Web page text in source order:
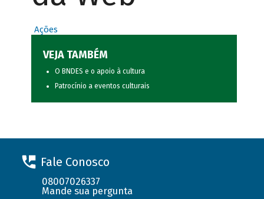
Ações
VEJA TAMBÉM
O BNDES e o apoio à cultura
Patrocínio a eventos culturais
Fale Conosco
08007026337
Mande sua pergunta